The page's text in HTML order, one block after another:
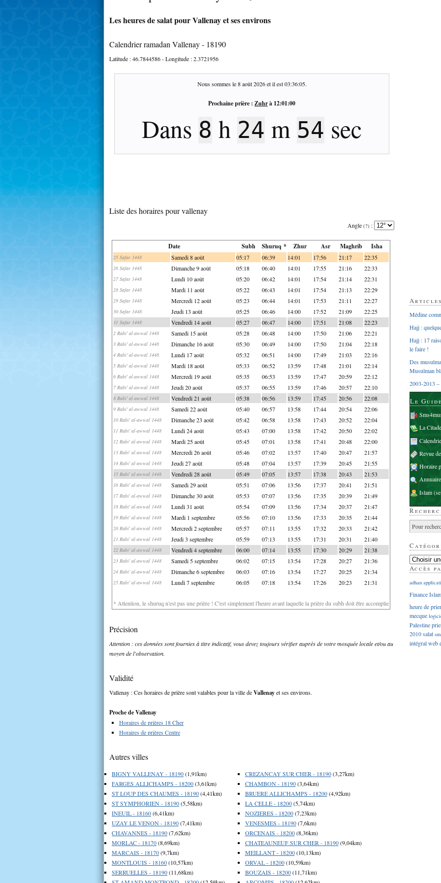
Les heures de salat pour Vallenay et ses environs
Calendrier ramadan Vallenay - 18190
Latitude :46.7844586- Longitude :2.3721956
Nous sommes le8 août 2026et il est03:36:06.
Prochaine prière : Zuhrà 12:01:00
Dans 8 h 24 m 53 sec
Liste des horaires pour vallenay
Angle (?) :
Date Subh Shuruq * Zhur Asr Maghrib Isha
25 Safar 1448 Samedi 8 août 05:17 06:39 14:01 17:56 21:17 22:35
26 Safar 1448 Dimanche 9 août 05:18 06:40 14:01 17:55 21:16 22:33
27 Safar 1448 Lundi 10 août 05:20 06:42 14:01 17:54 21:14 22:31
28 Safar 1448 Mardi 11 août 05:22 06:43 14:01 17:54 21:13 22:29
29 Safar 1448 Mercredi 12 août 05:23 06:44 14:01 17:53 21:11 22:27
30 Safar 1448 Jeudi 13 août 05:25 06:46 14:00 17:52 21:09 22:25
31 Safar 1448 Vendredi 14 août 05:27 06:47 14:00 17:51 21:08 22:23
2 Rabi' al-awwal 1448 Samedi 15 août 05:28 06:48 14:00 17:50 21:06 22:21
3 Rabi' al-awwal 1448 Dimanche 16 août 05:30 06:49 14:00 17:50 21:04 22:18
4 Rabi' al-awwal 1448 Lundi 17 août 05:32 06:51 14:00 17:49 21:03 22:16
5 Rabi' al-awwal 1448 Mardi 18 août 05:33 06:52 13:59 17:48 21:01 22:14
6 Rabi' al-awwal 1448 Mercredi 19 août 05:35 06:53 13:59 17:47 20:59 22:12
7 Rabi' al-awwal 1448 Jeudi 20 août 05:37 06:55 13:59 17:46 20:57 22:10
8 Rabi' al-awwal 1448 Vendredi 21 août 05:38 06:56 13:59 17:45 20:56 22:08
9 Rabi' al-awwal 1448 Samedi 22 août 05:40 06:57 13:58 17:44 20:54 22:06
10 Rabi' al-awwal 1448 Dimanche 23 août 05:42 06:58 13:58 17:43 20:52 22:04
11 Rabi' al-awwal 1448 Lundi 24 août 05:43 07:00 13:58 17:42 20:50 22:02
12 Rabi' al-awwal 1448 Mardi 25 août 05:45 07:01 13:58 17:41 20:48 22:00
13 Rabi' al-awwal 1448 Mercredi 26 août 05:46 07:02 13:57 17:40 20:47 21:57
14 Rabi' al-awwal 1448 Jeudi 27 août 05:48 07:04 13:57 17:39 20:45 21:55
15 Rabi' al-awwal 1448 Vendredi 28 août 05:49 07:05 13:57 17:38 20:43 21:53
16 Rabi' al-awwal 1448 Samedi 29 août 05:51 07:06 13:56 17:37 20:41 21:51
17 Rabi' al-awwal 1448 Dimanche 30 août 05:53 07:07 13:56 17:35 20:39 21:49
18 Rabi' al-awwal 1448 Lundi 31 août 05:54 07:09 13:56 17:34 20:37 21:47
19 Rabi' al-awwal 1448 Mardi 1 septembre 05:56 07:10 13:56 17:33 20:35 21:44
20 Rabi' al-awwal 1448 Mercredi 2 septembre 05:57 07:11 13:55 17:32 20:33 21:42
21 Rabi' al-awwal 1448 Jeudi 3 septembre 05:59 07:13 13:55 17:31 20:31 21:40
22 Rabi' al-awwal 1448 Vendredi 4 septembre 06:00 07:14 13:55 17:30 20:29 21:38
23 Rabi' al-awwal 1448 Samedi 5 septembre 06:02 07:15 13:54 17:28 20:27 21:36
24 Rabi' al-awwal 1448 Dimanche 6 septembre 06:03 07:16 13:54 17:27 20:25 21:34
25 Rabi' al-awwal 1448 Lundi 7 septembre 06:05 07:18 13:54 17:26 20:23 21:31
* Attention, le shuruq n'est pas une prière ! C'est simplement l'heure avant laquelle la prière du subh doit être accomplie
Précision
Attention : ces données sont fournies à titre indicatif, vous devez toujours vérifier auprès de votre mosquée locale et/ou au
moyen de l'observation.
Validité
Vallenay : Ces horaires de prière sont valables pour la ville deVallenayet ses environs.
Proche de Vallenay
Horaires de prières 18 Cher
Horaires de prières Centre
Autres villes
BIGNY VALLENAY - 18190(1,91km)
FARGES ALLICHAMPS - 18200(3,61km)
ST LOUP DES CHAUMES - 18190(4,41km)
ST SYMPHORIEN - 18190(5,58km)
INEUIL - 18160(6,41km)
UZAY LE VENON - 18190(7,41km)
CHAVANNES - 18190(7,62km)
MORLAC - 18170(8,69km)
MARCAIS - 18170(9,7km)
MONTLOUIS - 18160(10,57km)
SERRUELLES - 18190(11,68km)
CREZANCAY SUR CHER - 18190(3,27km)
CHAMBON - 18190(3,64km)
BRUERE ALLICHAMPS - 18200(4,92km)
LA CELLE - 18200(5,74km)
NOZIERES - 18200(7,23km)
VENESMES - 18190(7,6km)
ORCENAIS - 18200(8,36km)
CHATEAUNEUF SUR CHER - 18190(9,04km)
MEILLANT - 18200(10,13km)
ORVAL - 18200(10,59km)
BOUZAIS - 18200(11,71km)
Médine
Hajj :
Hajj : 17
le faire !
Des
Musulman
2003-2013 –
Le
La
Revue
Horaire
Islam
Accès
adhan
Finance
heure de
mecque
Palestine
2010salat
intégralweb